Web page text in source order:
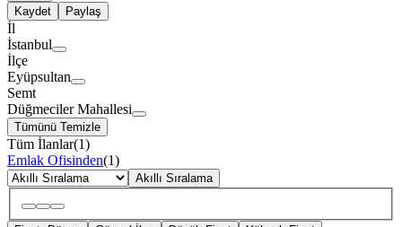
Kaydet
Paylaş
İl
İstanbul
İlçe
Eyüpsultan
Semt
Düğmeciler Mahallesi
Tümünü Temizle
Tüm İlanlar(1)
Emlak Ofisinden(1)
Akıllı Sıralama